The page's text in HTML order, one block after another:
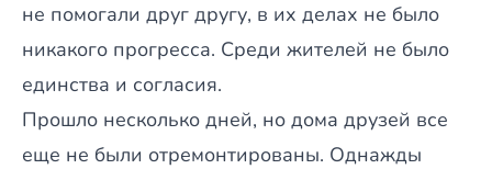
не помогали друг другу, в их делах не было
никакого прогресса. Среди жителей не было
единства и согласия.
Прошло несколько дней, но дома друзей все
еще не были отремонтированы. Однажды